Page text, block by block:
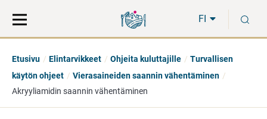
suoraan
sisältöön
koko
sivuston
FI
Etusivu Elintarvikkeet Ohjeita kuluttajille
Turvallisen
käytön ohjeet
Vierasaineiden saannin vähentäminen
Akryyliamidin saannin vähentäminen